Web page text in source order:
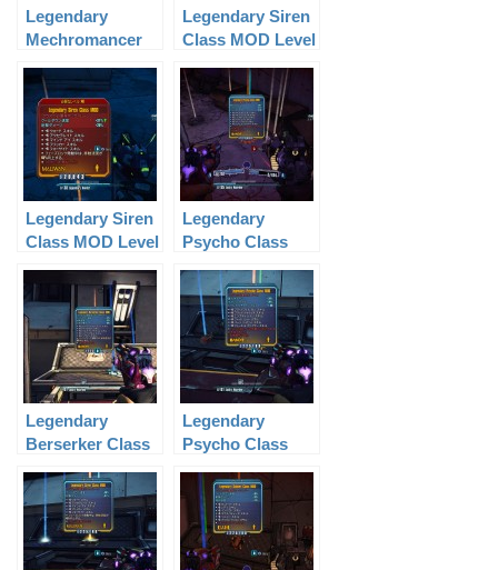
Legendary
Mechromancer
Legendary Siren
Class MOD Level
Legendary Siren
Class MOD Level
Legendary
Psycho Class
Legendary
Berserker Class
Legendary
Psycho Class